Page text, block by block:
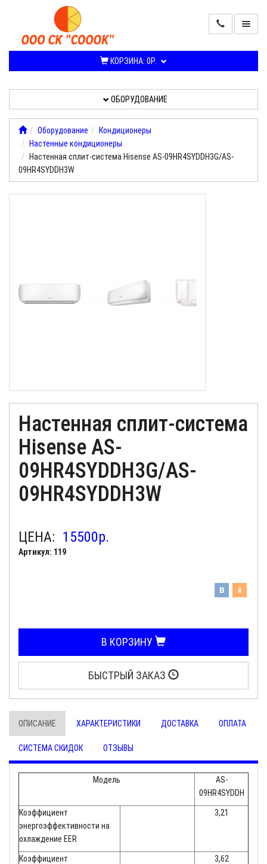
КОРЗИНА: 0Р.
ПРОДАЖА
СИСТЕМ
УСЛУГИ,
РАБОТЫ
ОБОРУДОВАНИЕ
Оборудование
Кондиционеры
Настенные кондиционеры
Настенная сплит-система Hisense AS-09HR4SYDDH3G/AS-
09HR4SYDDH3W
Настенная сплит-система
Hisense AS-
09HR4SYDDH3G/AS-
09HR4SYDDH3W
ЦЕНА: 15500р.
Артикул: 119
В КОРЗИНУ
БЫСТРЫЙ ЗАКАЗ
ОПИСАНИЕ ХАРАКТЕРИСТИКИ ДОСТАВКА ОПЛАТА
СИСТЕМА СКИДОК ОТЗЫВЫ
Модель
AS-
09HR4SYDDH
Коэффициент
энергоэффективности на
охлаждение EER
3,21
Коэффициент
3,62